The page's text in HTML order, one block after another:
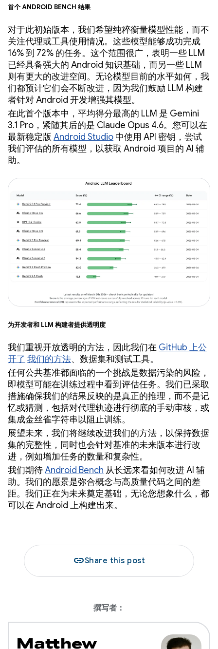
首个 Android Bench 结果
对于此初始版本，我们希望纯粹衡量模型性能，而不
关注代理或工具使用情况。这些模型能够成功完成
16% 到 72% 的任务。这个范围很广，表明一些 LLM
已经具备强大的 Android 知识基础，而另一些 LLM
则有更大的改进空间。无论模型目前的水平如何，我
们都预计它们会不断改进，因为我们鼓励 LLM 构建
者针对 Android 开发增强其模型。
在此首个版本中，平均得分最高的 LLM 是 Gemini
3.1 Pro，紧随其后的是 Claude Opus 4.6。您可以在
最新稳定版 Android Studio 中使用 API 密钥，尝试
我们评估的所有模型，以获取 Android 项目的 AI 辅
助。
为开发者和 LLM 构建者提供透明度
我们重视开放透明的方法，因此我们在 GitHub 上公
开了 我们的方法、数据集和测试工具。
任何公共基准都面临的一个挑战是数据污染的风险，
即模型可能在训练过程中看到评估任务。我们已采取
措施确保我们的结果反映的是真正的推理，而不是记
忆或猜测，包括对代理轨迹进行彻底的手动审核，或
集成金丝雀字符串以阻止训练。
展望未来，我们将继续改进我们的方法，以保持数据
集的完整性，同时也会针对基准的未来版本进行改
进，例如增加任务的数量和复杂性。
我们期待Android Bench 从长远来看如何改进 AI 辅
助。我们的愿景是弥合概念与高质量代码之间的差
距。我们正在为未来奠定基础，无论您想象什么，都
可以在 Android 上构建出来。
linkShare this post
撰写者：
Matthew